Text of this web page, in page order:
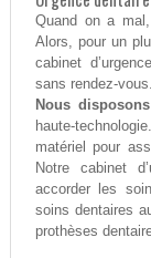
Quand on a
Alors, pour un
cabinet
sans rendez-
Nous
haute-
matériel pour
Notre cabinet
accorder les
soins dentaires
prothèses